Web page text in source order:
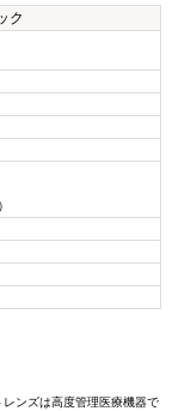
ク
ンズは高度管理医療機器で